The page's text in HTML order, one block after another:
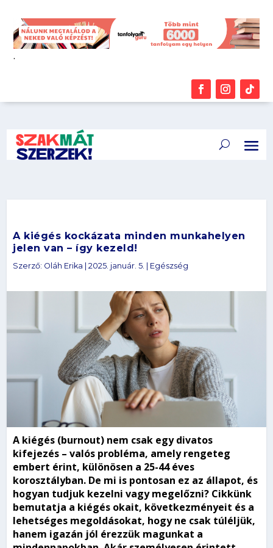
.
A kiégés kockázata minden munkahelyen
jelen van – így kezeld!
Szerző: Oláh Erika |2025. január. 5. Egészség
A kiégés (burnout) nem csak egy divatos
kifejezés – valós probléma, amely rengeteg
embert érint, különösen a 25-44 éves
korosztályban. De mi is pontosan ez az állapot, és
hogyan tudjuk kezelni vagy megelőzni? Cikkünk
bemutatja a kiégés okait, következményeit és a
lehetséges megoldásokat, hogy ne csak túléljük,
hanem igazán jól érezzük magunkat a